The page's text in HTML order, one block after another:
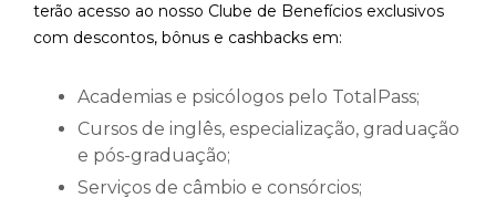
terão acesso ao nosso Clube de Benefícios exclusivos
com descontos, bônus e cashbacks em:
Academias e psicólogos pelo TotalPass;
Cursos de inglês, especialização, graduação
e pós-graduação;
Serviços de câmbio e consórcios;